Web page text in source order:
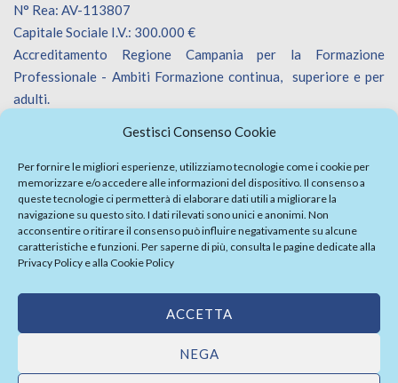
Gestisci Consenso Cookie
Per fornire le migliori esperienze, utilizziamo tecnologie come i cookie per
memorizzare e/o accedere alle informazioni del dispositivo. Il consenso a
queste tecnologie ci permetterà di elaborare dati utili a migliorare la
navigazione su questo sito. I dati rilevati sono unici e anonimi. Non
acconsentire o ritirare il consenso può influire negativamente su alcune
caratteristiche e funzioni. Per saperne di più, consulta le pagine dedicate alla
Privacy Policy e alla Cookie Policy
ACCETTA
NEGA
N° Rea: AV-113807
Capitale Sociale I.V.: 300.000 €
Accreditamento Regione Campania per la Formazione
Professionale - Ambiti Formazione continua, superiore e per
adulti.
Iscrizione Catalogo Fornitori Innoveneto.
Firma Elettronica Avanzata
Politica Parità di Genere
Politica della sicurezza informazioni